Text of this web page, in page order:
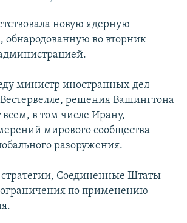
РАССЫЛКУ
новую ядерную
во вторник
министр иностранных дел
решения Вашингтона
в том числе Ирану,
мирового сообщества
разоружения.
стратегии, Соединенные Штаты
ограничения по применению